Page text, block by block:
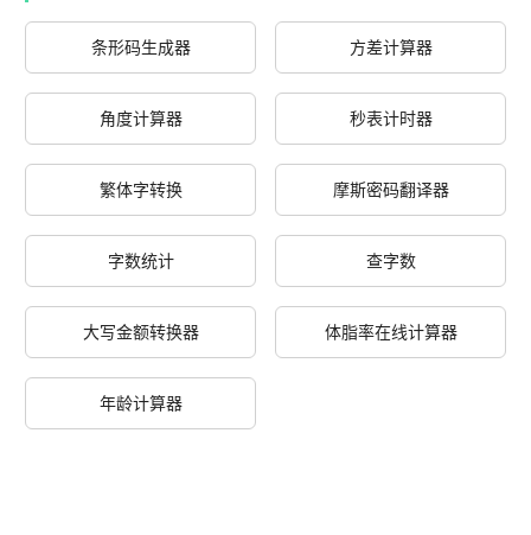
条形码生成器 方差计算器
角度计算器 秒表计时器
繁体字转换 摩斯密码翻译器
字数统计 查字数
大写金额转换器 体脂率在线计算器
年龄计算器